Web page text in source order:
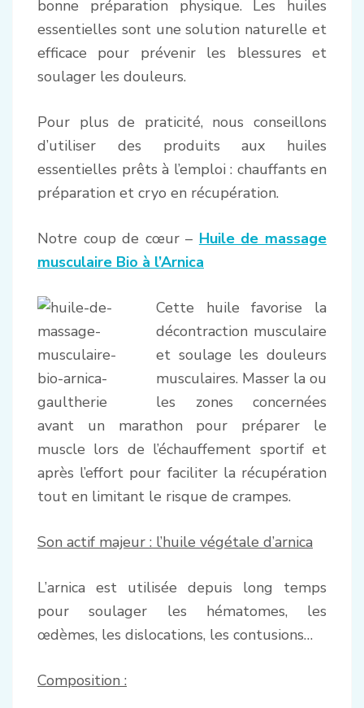
bonne préparation physique. Les huiles
essentielles sont une solution naturelle et
efficace pour prévenir les blessures et
soulager les douleurs.
Pour plus de praticité, nous conseillons
d’utiliser des produits aux huiles
essentielles prêts à l’emploi : chauffants en
préparation et cryo en récupération.
Notre coup de cœur – Huile de massage
musculaire Bio à l’Arnica
Cette huile favorise la
décontraction musculaire
et soulage les douleurs
musculaires. Masser la ou
les zones concernées
avant un marathon pour préparer le
muscle lors de l’échauffement sportif et
après l’effort pour faciliter la récupération
tout en limitant le risque de crampes.
Son actif majeur : l’huile végétale d’arnica
L’arnica est utilisée depuis long temps
pour soulager les hématomes, les
œdèmes, les dislocations, les contusions…
Composition :